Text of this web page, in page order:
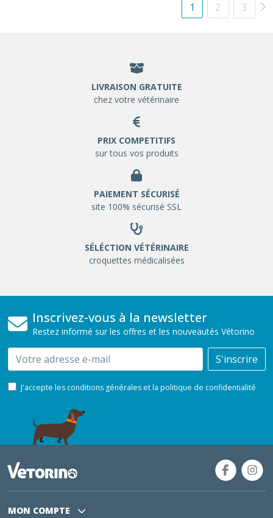
1 2 3
LIVRAISON GRATUITE
chez votre vétérinaire
PRIX COMPETITIFS
sur tous vos produits
PAIEMENT SÉCURISÉ
site 100% sécurisé SSL
SÉLÉCTION VÉTÉRINAIRE
croquettes médicalisées
Inscrivez-vous à la newsletter
Restez informé sur les offres et les nouveautés Vétorino
Email S'inscrire
J'accepte les conditions générales et la politique de confidentialité
MON COMPTE